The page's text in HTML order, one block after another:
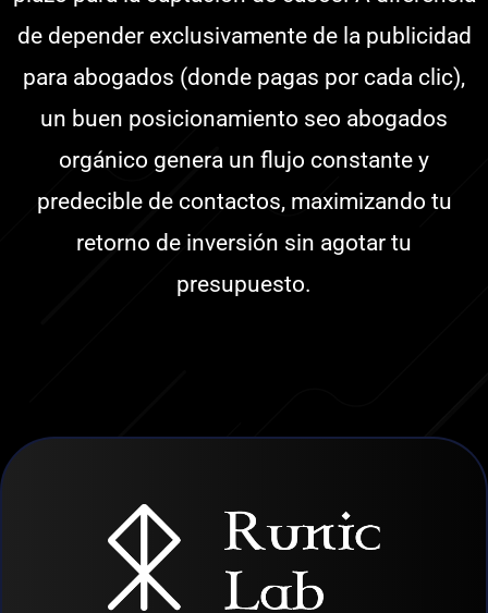
de depender exclusivamente de la publicidad
para abogados (donde pagas por cada clic),
un buen posicionamiento seo abogados
orgánico genera un flujo constante y
predecible de contactos, maximizando tu
retorno de inversión sin agotar tu
presupuesto.